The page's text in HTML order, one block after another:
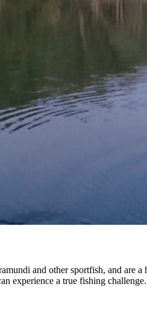
and other sportfish, and are
experience a true fishing challenge.